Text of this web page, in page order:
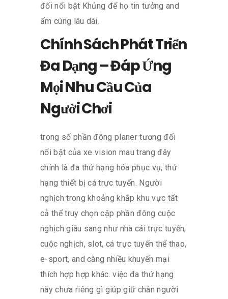
đối nổi bật Khủng để họ tin tưởng and
ấm cúng lâu dài.
Chính Sách Phát Triển
Đa Dạng – Đáp Ứng
Mọi Nhu Cầu Của
Người Chơi
trong số phần đông planer tương đối
nổi bật của xe vision mau trang đây
chính là đa thứ hạng hóa phục vụ, thứ
hạng thiết bị cá trực tuyến. Người
nghịch trong khoảng khắp khu vực tất
cả thể truy chọn cập phần đông cuộc
nghịch giàu sang như nhà cái trực tuyến,
cuộc nghịch, slot, cá trực tuyến thể thao,
e-sport, and càng nhiều khuyến mại
thích hợp hợp khác. việc đa thứ hạng
này chưa riêng gì giúp giữ chân người